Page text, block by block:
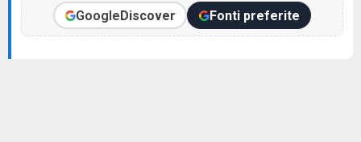
GoogleDiscover Fonti preferite